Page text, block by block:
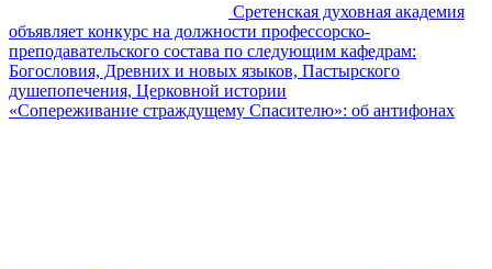
Сретенская духовная академия
объявляет конкурс на должности профессорско-
преподавательского состава по следующим кафедрам:
Богословия, Древних и новых языков, Пастырского
душепопечения, Церковной истории
«Сопереживание страждущему Спасителю»: об антифонах